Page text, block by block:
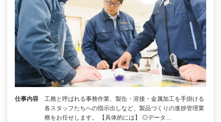
仕事内容
工務と呼ばれる事務作業、製缶・溶接・金属加工を手掛ける
各スタッフたちへの指示出しなど、製品づくりの進捗管理業
務をお任せします。 【具体的には】 ◎データ…